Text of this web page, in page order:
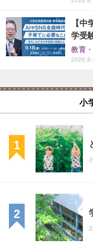
【
学受
教育
小